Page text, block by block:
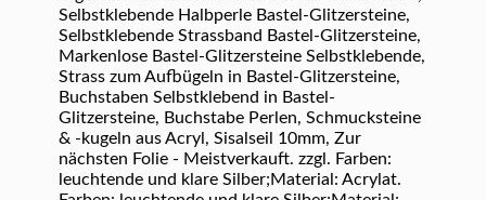
Selbstklebende Halbperle Bastel-Glitzersteine,
Selbstklebende Strassband Bastel-Glitzersteine,
Markenlose Bastel-Glitzersteine Selbstklebende,
Strass zum Aufbügeln in Bastel-Glitzersteine,
Buchstaben Selbstklebend in Bastel-
Glitzersteine, Buchstabe Perlen, Schmucksteine
& -kugeln aus Acryl, Sisalseil 10mm, Zur
nächsten Folie - Meistverkauft. zzgl. Farben:
leuchtende und klare Silber;Material: Acrylat.